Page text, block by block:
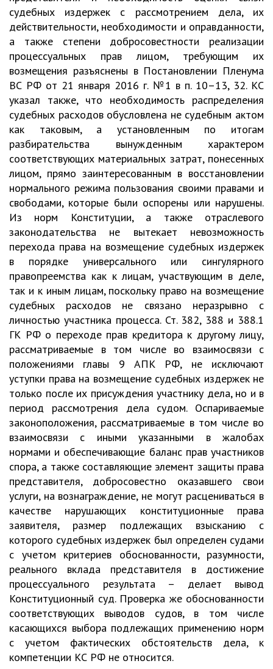
судебных издержек с рассмотрением дела, их
действительности, необходимости и оправданности,
а также степени добросовестности реализации
процессуальных прав лицом, требующим их
возмещения разъяснены в Постановлении Пленума
ВС РФ от 21 января 2016 г. №1 в п. 10–13, 32. КС
указал также, что необходимость распределения
судебных расходов обусловлена не судебным актом
как таковым, а установленным по итогам
разбирательства вынужденным характером
соответствующих материальных затрат, понесенных
лицом, прямо заинтересованным в восстановлении
нормального режима пользования своими правами и
свободами, которые были оспорены или нарушены.
Из норм Конституции, а также отраслевого
законодательства не вытекает невозможность
перехода права на возмещение судебных издержек
в порядке универсального или сингулярного
правопреемства как к лицам, участвующим в деле,
так и к иным лицам, поскольку право на возмещение
судебных расходов не связано неразрывно с
личностью участника процесса. Ст. 382, 388 и 388.1
ГК РФ о переходе прав кредитора к другому лицу,
рассматриваемые в том числе во взаимосвязи с
положениями главы 9 АПК РФ, не исключают
уступки права на возмещение судебных издержек не
только после их присуждения участнику дела, но и в
период рассмотрения дела судом. Оспариваемые
законоположения, рассматриваемые в том числе во
взаимосвязи с иными указанными в жалобах
нормами и обеспечивающие баланс прав участников
спора, а также составляющие элемент защиты права
представителя, добросовестно оказавшего свои
услуги, на вознаграждение, не могут расцениваться в
качестве нарушающих конституционные права
заявителя, размер подлежащих взысканию с
которого судебных издержек был определен судами
с учетом критериев обоснованности, разумности,
реального вклада представителя в достижение
процессуального результата – делает вывод
Конституционный суд. Проверка же обоснованности
соответствующих выводов судов, в том числе
касающихся выбора подлежащих применению норм
с учетом фактических обстоятельств дела, к
компетенции КС РФ не относится.